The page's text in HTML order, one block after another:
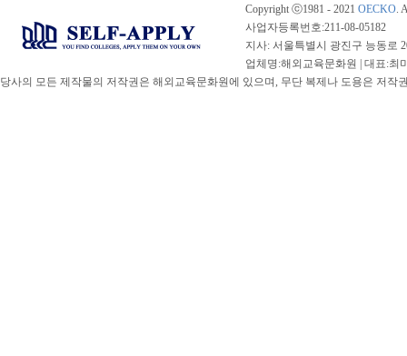
Copyright ⓒ1981 - 2021 OECKO.
사업자등록번호:211-08-05182
지사: 서울특별시 광진구 능동로
업체명:해외교육문화원 | 대표:최
당사의 모든 제작물의 저작권은 해외교육문화원에 있으며, 무단 복제나 도용은 저